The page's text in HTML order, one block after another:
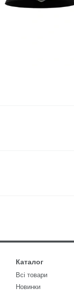
Каталог
Всі товари
Новинки